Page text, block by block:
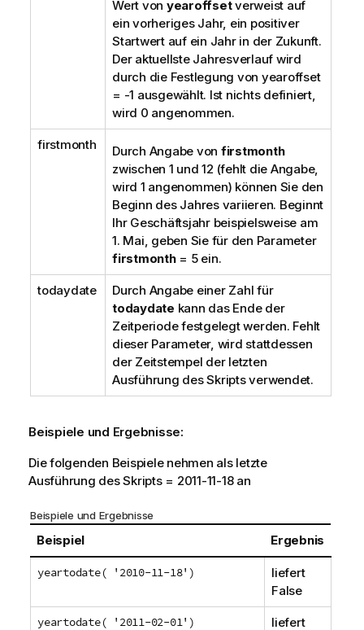
Wert von yearoffsetverweist auf
ein vorheriges Jahr, ein positiver
Startwert auf ein Jahr in der Zukunft.
Der aktuellste Jahresverlauf wird
durch die Festlegung von yearoffset
= -1 ausgewählt. Ist nichts definiert,
wird 0 angenommen.
firstmonth Durch Angabe von firstmonth
zwischen 1 und 12 (fehlt die Angabe,
wird 1 angenommen) können Sie den
Beginn des Jahres variieren. Beginnt
Ihr Geschäftsjahr beispielsweise am
1. Mai, geben Sie für den Parameter
firstmonth= 5 ein.
todaydate
Durch Angabe einer Zahl für
todaydate kann das Ende der
Zeitperiode festgelegt werden. Fehlt
dieser Parameter, wird stattdessen
der Zeitstempel der letzten
Ausführung des Skripts verwendet.
Beispiele und Ergebnisse:
Die folgenden Beispiele nehmen als letzte
Ausführung des Skripts = 2011-11-18 an
Beispiele und Ergebnisse
Beispiel Ergebnis
yeartodate( '2010-11-18')
liefert
False
yeartodate( '2011-02-01') liefert